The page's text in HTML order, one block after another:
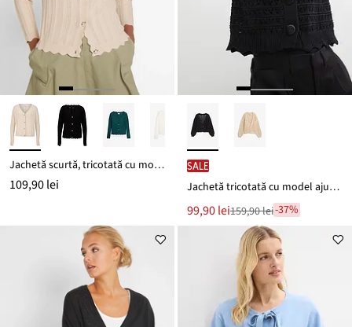
Jachetă scurtă, tricotată cu model ajurat
109,90 lei
SALE
Jachetă tricotată cu model ajurat din bumbac 100%
Noul
preț
99,90 lei
Reducere
159,90 lei
159,90 lei-37%